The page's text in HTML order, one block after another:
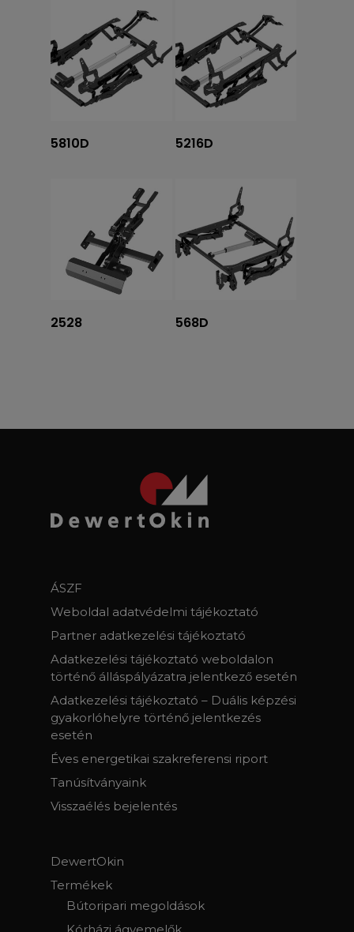
Tovább olvasom
5810D Tovább olvasom
5216D
Tovább olvasom
2528 Tovább olvasom
568D
ÁSZF
Weboldal adatvédelmi tájékoztató
Partner adatkezelési tájékoztató
Adatkezelési tájékoztató weboldalon
történő álláspályázatra jelentkező esetén
Adatkezelési tájékoztató – Duális képzési
gyakorlóhelyre történő jelentkezés
esetén
Éves energetikai szakreferensi riport
Tanúsítványaink
Visszaélés bejelentés
DewertOkin
Termékek
Bútoripari megoldások
Kórházi ágyemelők